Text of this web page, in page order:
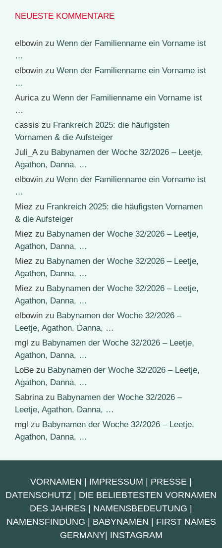
NEUESTE KOMMENTARE
elbowin zu Wenn der Familienname ein Vorname ist
…
elbowin zu Wenn der Familienname ein Vorname ist
…
Auricazu Wenn der Familienname ein Vorname ist
…
cassis zu Frankreich 2025: die häufigsten
Vornamen & die Aufsteiger
Juli_Azu Babynamen der Woche 32/2026 – Leetje,
Agathon, Danna, …
elbowin zu Wenn der Familienname ein Vorname ist
…
Miez zu Frankreich 2025: die häufigsten Vornamen
& die Aufsteiger
Miez zu Babynamen der Woche 32/2026 – Leetje,
Agathon, Danna, …
Miez zu Babynamen der Woche 32/2026 – Leetje,
Agathon, Danna, …
Miez zu Babynamen der Woche 32/2026 – Leetje,
Agathon, Danna, …
elbowin zu Babynamen der Woche 32/2026 –
Leetje, Agathon, Danna, …
mgl zu Babynamen der Woche 32/2026 – Leetje,
Agathon, Danna, …
LoBe zu Babynamen der Woche 32/2026 – Leetje,
Agathon, Danna, …
Sabrinazu Babynamen der Woche 32/2026 –
Leetje, Agathon, Danna, …
mgl zu Babynamen der Woche 32/2026 – Leetje,
Agathon, Danna, …
VORNAMEN IMPRESSUM PRESSE
DATENSCHUTZ
DIE BELIEBTESTEN VORNAMEN
DES JAHRES
NAMENSBEDEUTUNG
NAMENSFINDUNG
BABYNAMEN
FIRST NAMES
GERMANY| INSTAGRAM